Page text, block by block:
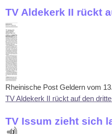
TV Aldekerk II rückt
Rheinische Post Geldern vom
TV Aldekerk II rückt auf den
TV Issum zieht sich